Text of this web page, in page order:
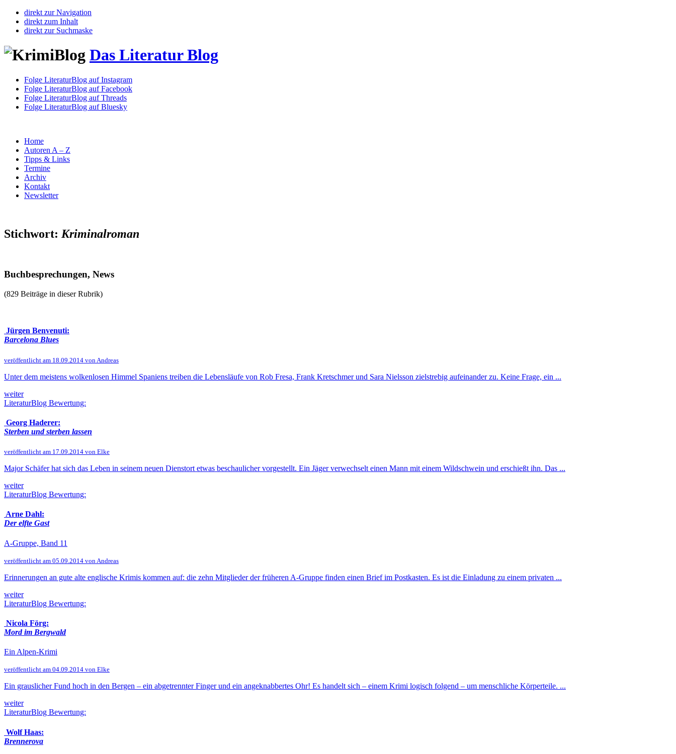
direkt zur Navigation
direkt zum Inhalt
direkt zur Suchmaske
Das Literatur Blog
Folge LiteraturBlog auf Instagram
Folge LiteraturBlog auf Facebook
Folge LiteraturBlog auf Threads
Folge LiteraturBlog auf Bluesky
Home
Autoren A – Z
Tipps & Links
Termine
Archiv
Kontakt
Newsletter
Stichwort: Kriminalroman
Buchbesprechungen, News
(829 Beiträge in dieser Rubrik)
Jürgen Benvenuti:
Barcelona Blues
veröffentlicht am 18.09.2014 von Andreas
Unter dem meistens wolkenlosen Himmel Spaniens treiben die Lebensläufe von Rob Fresa, Frank Kretschmer und Sara Nielsson zielstrebig aufeinander zu. Keine Frage, ein ...
weiter
LiteraturBlog Bewertung:
Georg Haderer:
Sterben und sterben lassen
veröffentlicht am 17.09.2014 von Elke
Major Schäfer hat sich das Leben in seinem neuen Dienstort etwas beschaulicher vorgestellt. Ein Jäger verwechselt einen Mann mit einem Wildschwein und erschießt ihn. Das ...
weiter
LiteraturBlog Bewertung:
Arne Dahl:
Der elfte Gast
A-Gruppe, Band 11
veröffentlicht am 05.09.2014 von Andreas
Erinnerungen an gute alte englische Krimis kommen auf: die zehn Mitglieder der früheren A-Gruppe finden einen Brief im Postkasten. Es ist die Einladung zu einem privaten ...
weiter
LiteraturBlog Bewertung:
Nicola Förg:
Mord im Bergwald
Ein Alpen-Krimi
veröffentlicht am 04.09.2014 von Elke
Ein grauslicher Fund hoch in den Bergen – ein abgetrennter Finger und ein angeknabbertes Ohr! Es handelt sich – einem Krimi logisch folgend – um menschliche Körperteile. ...
weiter
LiteraturBlog Bewertung:
Wolf Haas:
Brennerova